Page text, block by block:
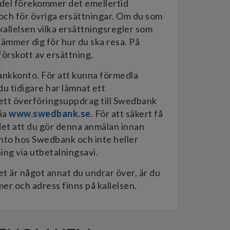
förekommer det emellertid
för övriga ersättningar. Om du som
vilka ersättningsregler som
dig för hur du ska resa. På
av ersättning.
För att kunna förmedla
tidigare har lämnat ett
överföringsuppdrag till Swedbank
www.swedbank.se. För att säkert få
att du gör denna anmälan innan
hos Swedbank och inte heller
via utbetalningsavi.
är något annat du undrar över, är du
och adress finns på kallelsen.